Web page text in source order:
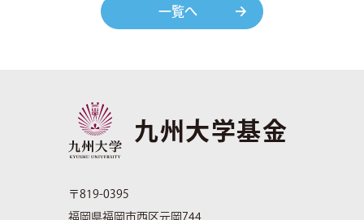
一覧へ
九州大学基金
〒819-0395
福岡県福岡市西区元岡744